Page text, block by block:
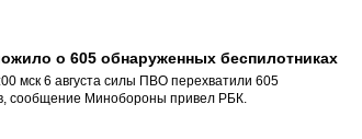
о 605 обнаруженных беспилотниках
мск 6 августа силы ПВО перехватили 605
сообщение Минобороны привел РБК.